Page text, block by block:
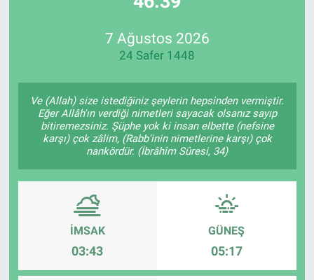
7 Ağustos 2026
24 Safer 1448
Ve (Allah) size istediğiniz şeylerin hepsinden vermiştir.
Eğer Allâh'ın verdiği nimetleri sayacak olsanız sayıp
bitiremezsiniz. Şüphe yok ki insan elbette (nefsine
karşı) çok zâlim, (Rabb'inin nimetlerine karşı) çok
nankördür. (İbrâhîm Sûresi, 34)
İMSAK
03:43
GÜNEŞ
05:17
Özel Haberler
Kadın
Erişim Bilgileri
Ramazan